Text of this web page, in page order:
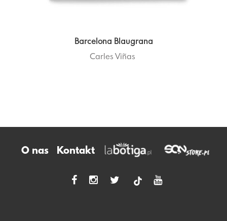
Barcelona Blaugrana
Carles Viñas
O nas Kontakt
tiktok